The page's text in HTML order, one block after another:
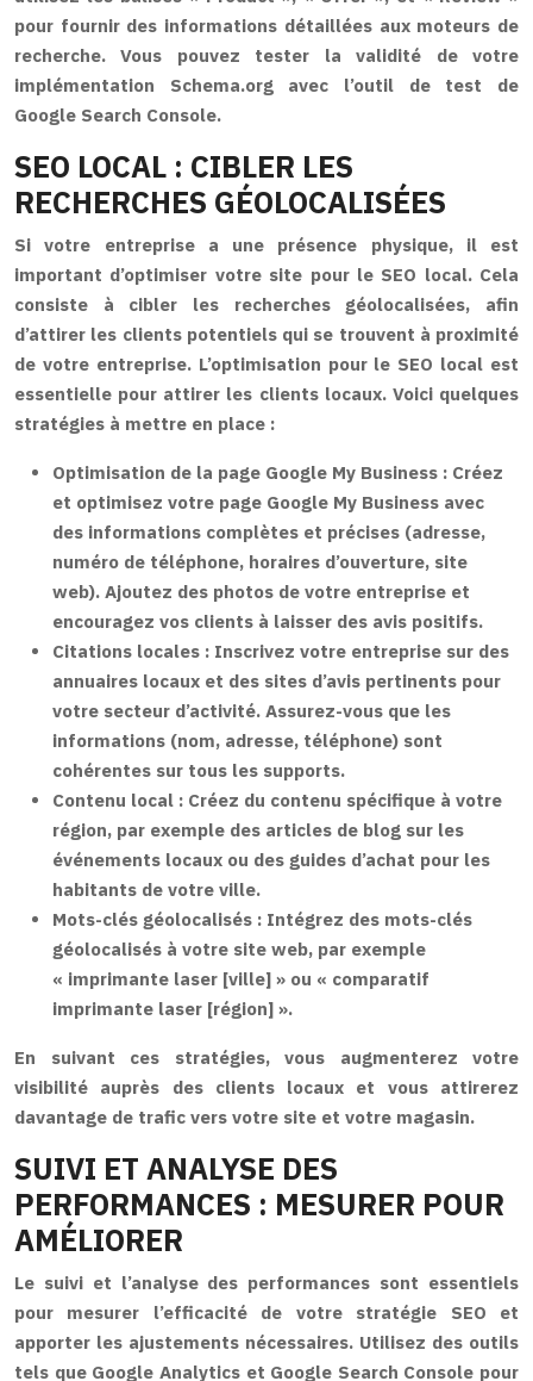
pour fournir des informations détaillées aux moteurs de
recherche. Vous pouvez tester la validité de votre
implémentation Schema.org avec l’outil de test de
Google Search Console.
SEO LOCAL : CIBLER LES
RECHERCHES GÉOLOCALISÉES
Si votre entreprise a une présence physique, il est
important d’optimiser votre site pour le SEO local. Cela
consiste à cibler les recherches géolocalisées, afin
d’attirer les clients potentiels qui se trouvent à proximité
de votre entreprise. L’optimisation pour le SEO local est
essentielle pour attirer les clients locaux. Voici quelques
stratégies à mettre en place :
Optimisation de la page Google My Business : Créez
et optimisez votre page Google My Business avec
des informations complètes et précises (adresse,
numéro de téléphone, horaires d’ouverture, site
web). Ajoutez des photos de votre entreprise et
encouragez vos clients à laisser des avis positifs.
Citations locales : Inscrivez votre entreprise sur des
annuaires locaux et des sites d’avis pertinents pour
votre secteur d’activité. Assurez-vous que les
informations (nom, adresse, téléphone) sont
cohérentes sur tous les supports.
Contenu local : Créez du contenu spécifique à votre
région, par exemple des articles de blog sur les
événements locaux ou des guides d’achat pour les
habitants de votre ville.
Mots-clés géolocalisés : Intégrez des mots-clés
géolocalisés à votre site web, par exemple
« imprimante laser [ville] » ou « comparatif
imprimante laser [région] ».
En suivant ces stratégies, vous augmenterez votre
visibilité auprès des clients locaux et vous attirerez
davantage de trafic vers votre site et votre magasin.
SUIVI ET ANALYSE DES
PERFORMANCES : MESURER POUR
AMÉLIORER
Le suivi et l’analyse des performances sont essentiels
pour mesurer l’efficacité de votre stratégie SEO et
apporter les ajustements nécessaires. Utilisez des outils
tels que Google Analytics et Google Search Console pour